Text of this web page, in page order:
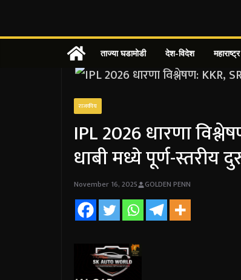
to
ताज्या घडामोडी देश-विदेश महाराष्ट्र
राजकीय
IPL 2026 धारणा
धाबी मध्ये पूर्ण-स्तरीय
November 16, 2025 GOLDEN PENN